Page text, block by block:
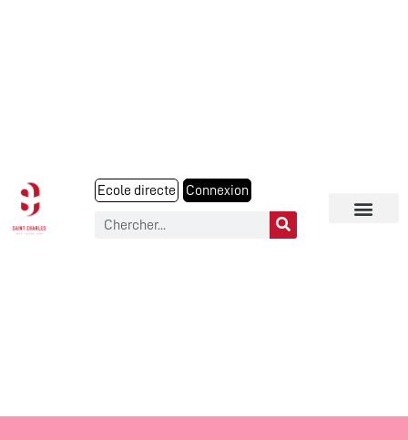
Ecole directe Connexion